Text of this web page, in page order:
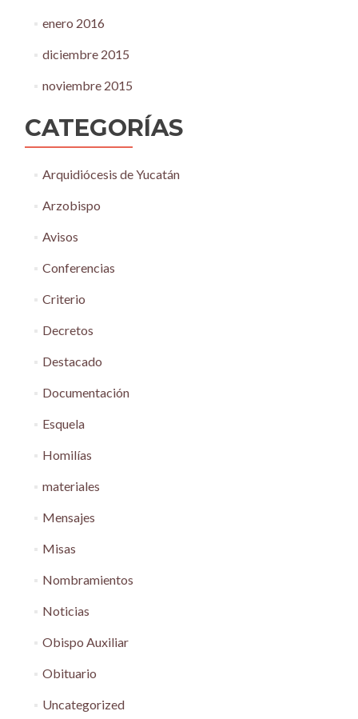
enero 2016
diciembre 2015
noviembre 2015
CATEGORÍAS
Arquidiócesis de Yucatán
Arzobispo
Avisos
Conferencias
Criterio
Decretos
Destacado
Documentación
Esquela
Homilías
materiales
Mensajes
Misas
Nombramientos
Noticias
Obispo Auxiliar
Obituario
Uncategorized